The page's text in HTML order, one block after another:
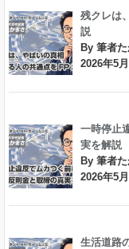
残クレは
説
By 筆者た
2026年5
一時停止
実を解説
By 筆者
2026年5
生活道路